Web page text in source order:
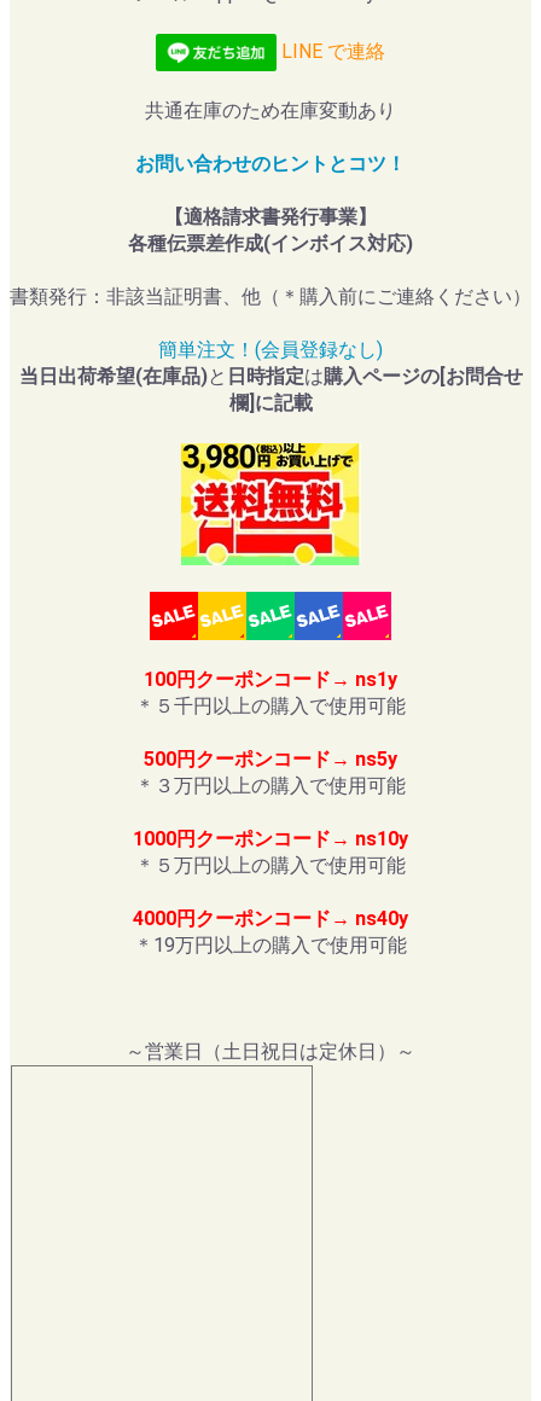
LINE で連絡
共通在庫のため在庫変動あり
お問い合わせのヒントとコツ！
【適格請求書発行事業】
各種伝票差作成(インボイス対応)
書類発行：非該当証明書、他（＊購入前にご連絡ください）
簡単注文！(会員登録なし)
当日出荷希望(在庫品)と 日時指定は購入ページの[お問合せ
欄]に記載
100円クーポンコード→ ns1y
＊５千円以上の購入で使用可能
500円クーポンコード→ ns5y
＊３万円以上の購入で使用可能
1000円クーポンコード→ ns10y
＊５万円以上の購入で使用可能
4000円クーポンコード→ ns40y
＊19万円以上の購入で使用可能
～営業日（土日祝日は定休日）～